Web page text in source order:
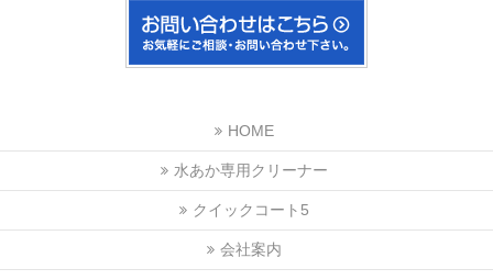
HOME
水あか専用クリーナー
クイックコート5
会社案内